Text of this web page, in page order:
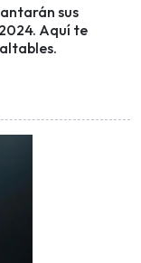
sus
Aquí te